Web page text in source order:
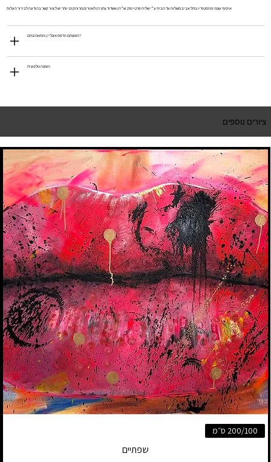
איסוף עצמי מהסטודיו בתל אביב משלוח עד הבית ע״י שליח פרטי 250 ש״ח (אשדוד-נתניה) לאזורים מרוחקים יותר יש ליצור קשר בהודעה לבירור העלות
הזמנתם הדפס אונליין והתאכזבתם?
הזמנה טלפונית
ציורים נוספים
200/100 ס״מ
שפתיים